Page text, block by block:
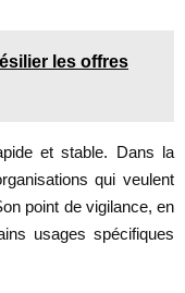
les offres
et stable. Dans la
qui veulent
point de vigilance, en
usages spécifiques